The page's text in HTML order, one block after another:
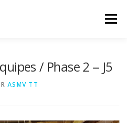
Menu
/ Phase 2 – J5
ASMV TT